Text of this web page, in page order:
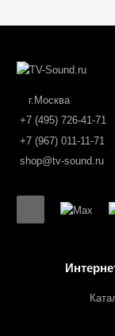
г.Москва
+7 (495) 726-41-71
+7 (967) 011-11-71
shop@tv-sound.ru